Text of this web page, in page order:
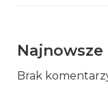
Brak